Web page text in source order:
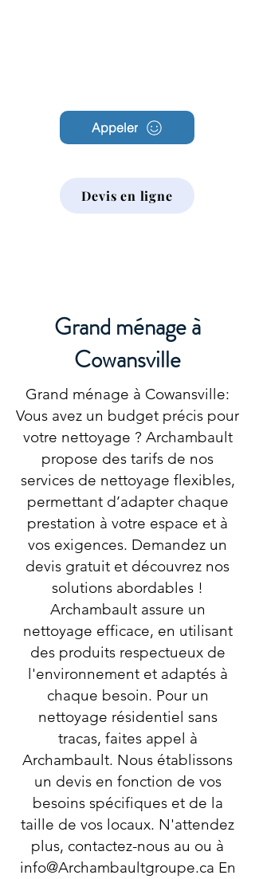
Appeler
Devis en ligne
Grand ménage à
Cowansville
Grand ménage à Cowansville:
Vous avez un budget précis pour
votre nettoyage ? Archambault
propose des tarifs de nos
services de nettoyage flexibles,
permettant d’adapter chaque
prestation à votre espace et à
vos exigences. Demandez un
devis gratuit et découvrez nos
solutions abordables !
Archambault assure un
nettoyage efficace, en utilisant
des produits respectueux de
l'environnement et adaptés à
chaque besoin. Pour un
nettoyage résidentiel sans
tracas, faites appel à
Archambault. Nous établissons
un devis en fonction de vos
besoins spécifiques et de la
taille de vos locaux. N'attendez
plus, contactez-nous au ou à
info@Archambaultgroupe.ca En